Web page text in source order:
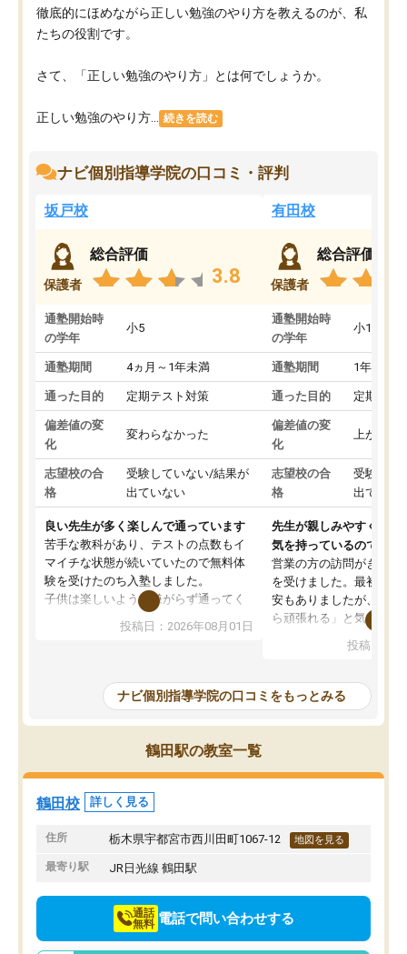
徹底的にほめながら正しい勉強のやり方を教えるのが、私
たちの役割です。
さて、「正しい勉強のやり方」とは何でしょうか。
正しい勉強のやり方... 続きを読む
ナビ個別指導学院の口コミ・評判
坂戸校
保護者
総合評価
3.8
通塾開始時
の学年
小5
通塾期間 4ヵ月～1年未満
通った目的 定期テスト対策
偏差値の変
化
変わらなかった
志望校の合
格
受験していない/結果が
出ていない
良い先生が多く楽しんで通っています
苦手な教科があり、テストの点数もイ
マイチな状態が続いていたので無料体
験を受けたのち入塾しました。
子供は楽しいようで嫌がらず通ってく
先生は良い方が多く、いつも笑顔で対
教室は少し狭い印象なので夜の時間帯
など生徒さんが多い時間帯は手狭では
ないかな？と感じます。
また駅前にあるのでアクセスは良いで
すが駐車場がないのでお迎えの際に近
隣のコインパーキングを利用または路
上駐車をするしかない点が少し不便で
投稿日：2026年08月01日
有田校
保護者
総合評価
通塾開始時
の学年
小1
通塾期間 1年以上
通った目的 定期テス
偏差値の変
化
上がった
志望校の合
格
受験して
出ていな
先生が親しみやすく勉強
気を持っているので安心
営業の方の訪問がきっか
を受けました。最初は続
安もありましたが、子ど
ら頑張れる」と気に入り
ても分かりやすく、学
方を丁寧に教えてくださ
が深まっていると感じま
熱心で、一人ひとりの苦
前より勉強に前向きに取
りたいと思える塾です。
投稿日：
ナビ個別指導学院の口コミをもっとみる
鶴田駅の教室一覧
鶴田校 詳しく見る
住所 栃木県宇都宮市西川田町1067-12 地図を見る
最寄り駅 JR日光線 鶴田駅
通話
無料 電話で問い合わせする